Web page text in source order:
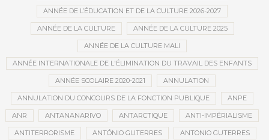
ANNÉE DE L’ÉDUCATION ET DE LA CULTURE 2026-2027
ANNÉE DE LA CULTURE ANNÉE DE LA CULTURE 2025
ANNÉE DE LA CULTURE MALI
ANNÉE INTERNATIONALE DE L'ÉLIMINATION DU TRAVAIL DES ENFANTS
ANNÉE SCOLAIRE 2020-2021 ANNULATION
ANNULATION DU CONCOURS DE LA FONCTION PUBLIQUE ANPE
ANR ANTANANARIVO ANTARCTIQUE ANTI-IMPÉRIALISME
ANTITERRORISME ANTÓNIO GUTERRES ANTONIO GUTERRES